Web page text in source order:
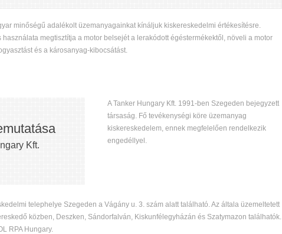
minőségű adalékolt üzemanyagainkat kínáljuk kiskereskedelmi értékesítésre.
megtisztítja a motor belsejét a lerakódott égéstermékektől, növeli a motor
és a károsanyag-kibocsátást.
Kft.
A Tanker Hungary Kft. 1991-ben Szegeden bejegyzett
társaság. Fő tevékenységi köre üzemanyag
kiskereskedelem, ennek megfelelően rendelkezik
engedéllyel.
telephelye Szegeden a Vágány u. 3. szám alatt található. Az általa üzemeltetett
közben, Deszken, Sándorfalván, Kiskunfélegyházán és Szatymazon találhatók.
RPA Hungary.